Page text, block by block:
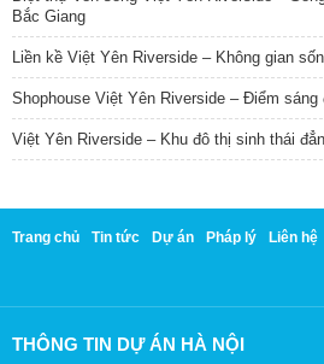
Bắc Giang
Liền kề Việt Yên Riverside – Không gian
Shophouse Việt Yên Riverside – Điểm
Việt Yên Riverside – Khu đô thị sinh thái
Trang chủ Tin tức Dự án Pháp lý Liên hệ
THÔNG TIN DỰ ÁN HÀ NỘI